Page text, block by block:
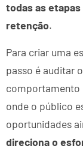
todas as
retenção.
Para criar uma
passo é auditar
comportamento
onde o público
oportunidades
direciona o